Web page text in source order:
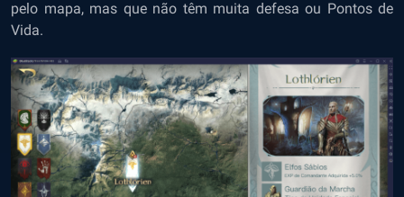
pelo mapa, mas que não têm muita defesa ou Pontos de
Vida.